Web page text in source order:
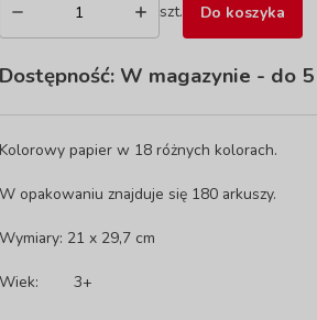
szt. Do koszyka
Dostępność: W magazynie - do
Kolorowy papier w 18 różnych kolorach.
W opakowaniu znajduje się 180 arkuszy.
Wymiary: 21 x 29,7 cm
Wiek: 3+